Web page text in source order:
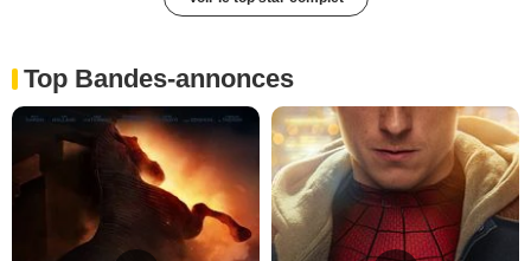
Top Bandes-annonces